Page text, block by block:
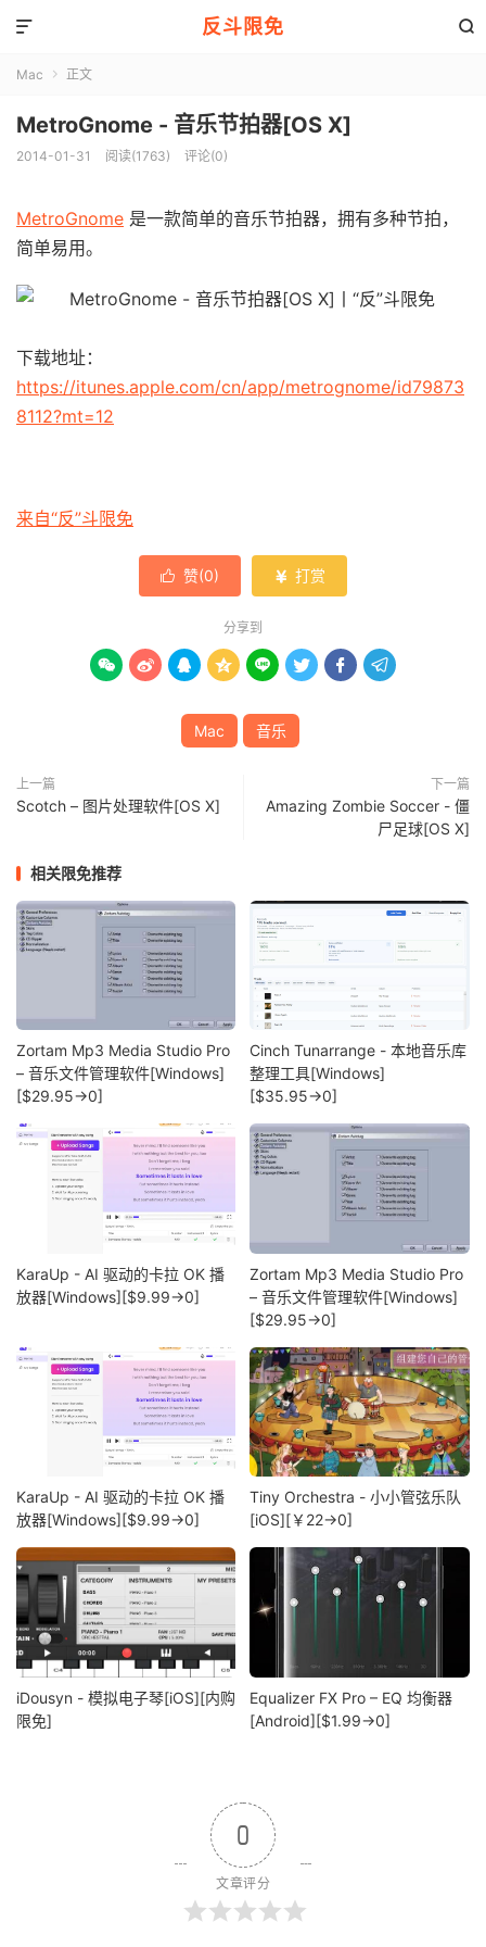
反斗限免 

Mac  正文
MetroGnome - 音乐节拍器[OS X]
2014-01-31 阅读(1763) 评论(0)
MetroGnome 是一款简单的音乐节拍器，拥有多种节拍，
简单易用。
下载地址：
https://itunes.apple.com/cn/app/metrognome/id79873
8112?mt=12
来自“反”斗限免
 赞(0)  打赏
分享到
       
Mac 音乐
上一篇
Scotch – 图片处理软件[OS X]
下一篇
Amazing Zombie Soccer - 僵
尸足球[OS X]
相关限免推荐
Zortam Mp3 Media Studio Pro
– 音乐文件管理软件[Windows]
[$29.95→0]
Cinch Tunarrange - 本地音乐库
整理工具[Windows]
[$35.95→0]
KaraUp - AI 驱动的卡拉 OK 播
放器[Windows][$9.99→0]
Zortam Mp3 Media Studio Pro
– 音乐文件管理软件[Windows]
[$29.95→0]
KaraUp - AI 驱动的卡拉 OK 播
放器[Windows][$9.99→0]
Tiny Orchestra - 小小管弦乐队
[iOS][￥22→0]
iDousyn - 模拟电子琴[iOS][内购
限免]
Equalizer FX Pro – EQ 均衡器
[Android][$1.99→0]
0
文章评分